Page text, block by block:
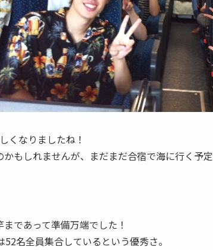
くなりましたね！
もしれませんが、まだまだ合宿で海に行く予
であって準備万端でした！
名全員集合しているという優秀さ。